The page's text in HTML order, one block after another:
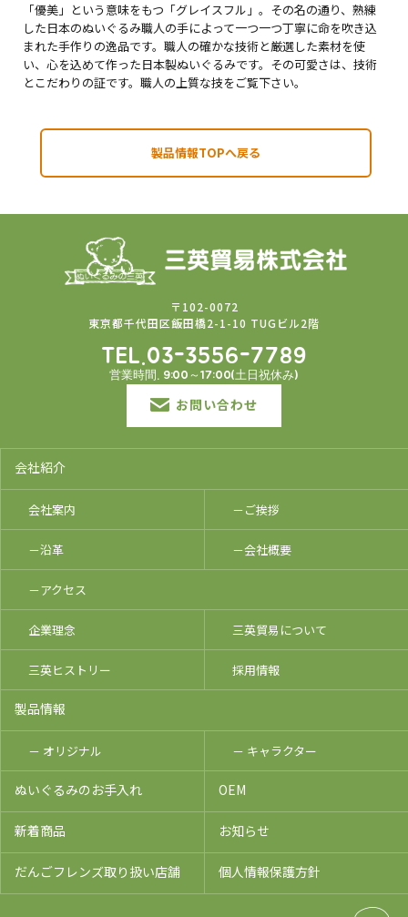
「優美」という意味をもつ「グレイスフル」。その名の通り、熟練
した日本のぬいぐるみ職人の手によって一つ一つ丁寧に命を吹き込
まれた手作りの逸品です。職人の確かな技術と厳選した素材を使
い、心を込めて作った日本製ぬいぐるみです。その可愛さは、技術
とこだわりの証です。職人の上質な技をご覧下さい。
製品情報TOPへ戻る
〒102-0072
東京都千代田区飯田橋2-1-10 TUGビル2階
TEL.03-3556-7789
営業時間. 9:00～17:00(土日祝休み)
お問い合わせ
会社紹介
会社案内 －ご挨拶
－沿革 －会社概要
－アクセス
企業理念 三英貿易について
三英ヒストリー 採用情報
製品情報
－ オリジナル － キャラクター
ぬいぐるみのお手入れ OEM
新着商品 お知らせ
だんごフレンズ取り扱い店舗 個人情報保護方針